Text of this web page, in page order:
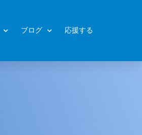
ブログ 応援する